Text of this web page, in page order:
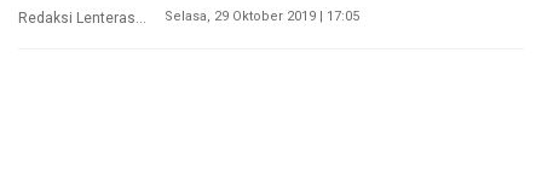
Selasa, 29 Oktober 2019 | 17:05